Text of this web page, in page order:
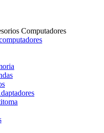
Computadores